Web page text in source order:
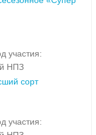
участия:
НПЗ
сорт
участия: